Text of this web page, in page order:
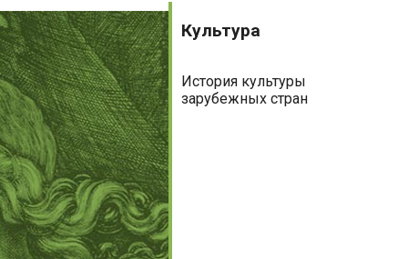
Культура
Культура
История культуры
зарубежных стран